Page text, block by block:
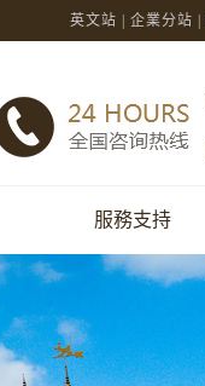
英文站 企業分站
服務支持